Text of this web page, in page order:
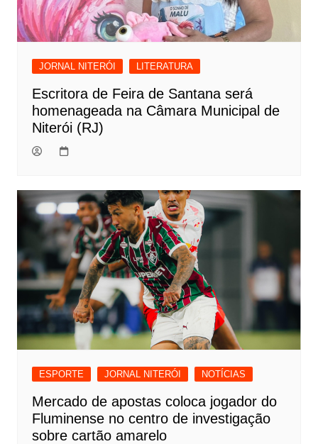
JORNAL NITERÓI LITERATURA
Escritora de Feira de Santana será
homenageada na Câmara Municipal de
Niterói (RJ)
ESPORTE JORNAL NITERÓI NOTÍCIAS
Mercado de apostas coloca jogador do
Fluminense no centro de investigação
sobre cartão amarelo